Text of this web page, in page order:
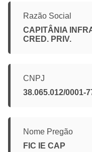
Razão Social
CAPITÂNIA
CRED. PRIV.
CNPJ
38.065.012/0001-
Nome Pregão
FIC IE CAP